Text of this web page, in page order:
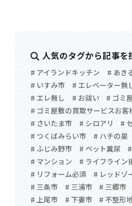
人気のタグから記事を
# アイランドキッチン
# あき
# いすみ市
# エレベーター無
# エレ無し
# お祓い
# ゴミ
# ゴミ屋敷の買取サービスお客
# さいたま市
# シロアリ
#
# つくばみらい市
# ハチの巣
# ふじみ野市
# ペット糞尿
# マンション
# ライフライン
# リフォーム必須
# レッドゾ
# 三条市
# 三浦市 # 三郷市
# 上尾市
# 下妻市 # 不整形